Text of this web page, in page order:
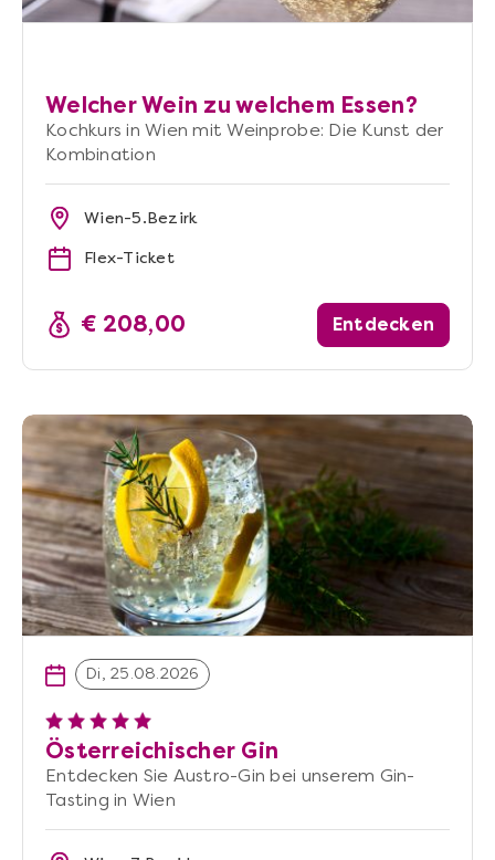
Welcher Wein zu welchem Essen?
Kochkurs in Wien mit Weinprobe: Die Kunst der
Kombination
Wien-5.Bezirk
Flex-Ticket
€ 208,00 Entdecken
Di, 25.08.2026
Österreichischer Gin
Entdecken Sie Austro-Gin bei unserem Gin-
Tasting in Wien